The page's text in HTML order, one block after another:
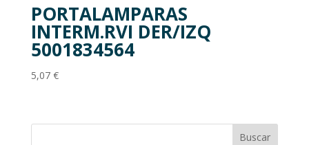
PORTALAMPARAS
INTERM.RVI DER/IZQ
5001834564
5,07 €
Buscar